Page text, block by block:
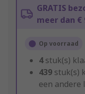
GRATIS
meer dan €
Op voorraad
4stuk(s)
439 stuk(s)
een andere